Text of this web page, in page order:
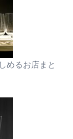
めるお店まと